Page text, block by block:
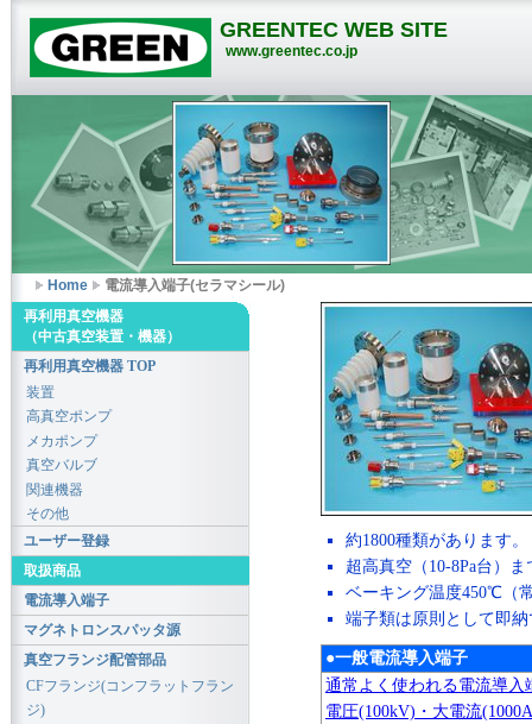
GREENTEC WEB SITE
www.greentec.co.jp
Home 電流導入端子(セラマシール)
約1800種類があります。
超高真空（10-8Pa台）
ベーキング温度450℃（
端子類は原則として即納
●一般電流導入端子
通常よく使われる電流導入
電圧(100kV)・大電流
再利用真空機器
（中古真空装置・機器）
再利用真空機器 TOP
装置
高真空ポンプ
メカポンプ
真空バルブ
関連機器
その他
ユーザー登録
取扱商品
電流導入端子
マグネトロンスパッタ源
真空フランジ配管部品
CFフランジ(コンフラットフラン
ジ)